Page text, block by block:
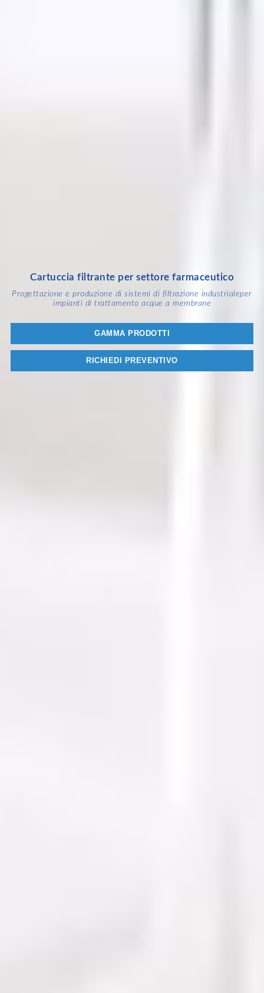
Cartuccia filtrante per settore farmaceutico
Progettazione e produzione di sistemi di filtrazione industrialeper
impianti di trattamento acque a membrane
GAMMA PRODOTTI
RICHIEDI PREVENTIVO